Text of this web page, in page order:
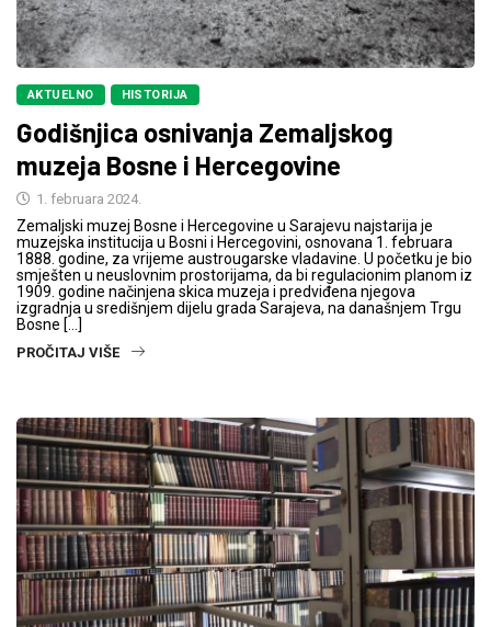
AKTUELNO HISTORIJA
Godišnjica osnivanja Zemaljskog
muzeja Bosne i Hercegovine
1. februara 2024.
Zemaljski muzej Bosne i Hercegovine u Sarajevu najstarija je
muzejska institucija u Bosni i Hercegovini, osnovana 1. februara
1888. godine, za vrijeme austrougarske vladavine. U početku je bio
smješten u neuslovnim prostorijama, da bi regulacionim planom iz
1909. godine načinjena skica muzeja i predviđena njegova
izgradnja u središnjem dijelu grada Sarajeva, na današnjem Trgu
Bosne […]
PROČITAJ VIŠE